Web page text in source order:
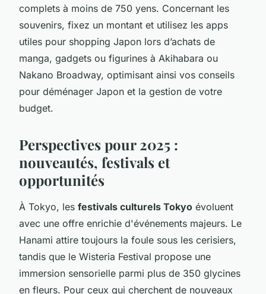
complets à moins de 750 yens. Concernant les
souvenirs, fixez un montant et utilisez les apps
utiles pour shopping Japon lors d’achats de
manga, gadgets ou figurines à Akihabara ou
Nakano Broadway, optimisant ainsi vos conseils
pour déménager Japon et la gestion de votre
budget.
Perspectives pour 2025 :
nouveautés, festivals et
opportunités
À Tokyo, les festivals culturels Tokyo évoluent
avec une offre enrichie d'événements majeurs. Le
Hanami attire toujours la foule sous les cerisiers,
tandis que le Wisteria Festival propose une
immersion sensorielle parmi plus de 350 glycines
en fleurs. Pour ceux qui cherchent de nouveaux